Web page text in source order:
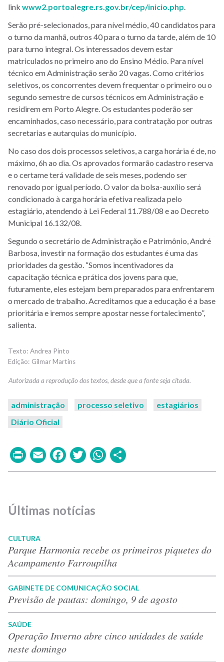
link www2.portoalegre.rs.gov.br/cep/inicio.php
Serão pré-selecionados, para nível médio, 40 candidatos para
o turno da manhã, outros 40 para o turno da tarde, além de 10
para turno integral. Os interessados devem estar
matriculados no primeiro ano do Ensino Médio. Para nível
técnico em Administração serão 20 vagas. Como critérios
seletivos, os concorrentes devem frequentar o primeiro ou o
segundo semestre de cursos técnicos em Administração e
residirem em Porto Alegre. Os estudantes poderão ser
encaminhados, caso necessário, para contratação por outras
secretarias e autarquias do município.
No caso dos dois processos seletivos, a carga horária é de, no
máximo, 6h ao dia. Os aprovados formarão cadastro reserva
e o certame terá validade de seis meses, podendo ser
renovado por igual período. O valor da bolsa-auxílio será
condicionado à carga horária efetiva realizada pelo
estagiário, atendendo à Lei Federal 11.788/08 e ao Decreto
Municipal 16.132/08.
Segundo o secretário de Administração e Patrimônio, André
Barbosa, investir na formação dos estudantes é uma das
prioridades da gestão. “Somos incentivadores da
capacitação técnica e prática dos jovens para que,
futuramente, eles estejam bem preparados para enfrentarem
o mercado de trabalho. Acreditamos que a educação é a base
prioritária e iremos sempre apostar nesse fortalecimento”,
salienta.
Andrea Pinto
Gilmar Martins
administração processo seletivo
estagiários
Diário Oficial
PrintEmailFacebook
TwitterWhatsApp
Últimas notícias
CULTURA
Parque Harmonia recebe os primeiros piquetes do
Acampamento Farroupilha
GABINETE DE COMUNICAÇÃO SOCIAL
Previsão de pautas: domingo, 9 de agosto
SAÚDE
Operação Inverno abre cinco unidades de saúde
neste domingo